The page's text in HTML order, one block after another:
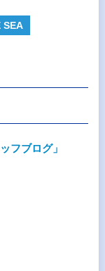
SEA
フブログ」